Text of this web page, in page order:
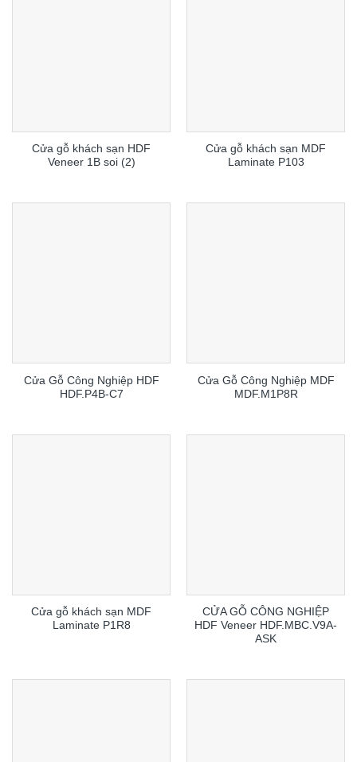
Cửa gỗ khách sạn HDF
Veneer 1B soi (2)
Cửa gỗ khách sạn MDF
Laminate P103
Cửa Gỗ Công Nghiệp HDF
HDF.P4B-C7
Cửa Gỗ Công Nghiệp MDF
MDF.M1P8R
Cửa gỗ khách sạn MDF
Laminate P1R8
CỬA GỖ CÔNG NGHIỆP
HDF Veneer HDF.MBC.V9A-
ASK